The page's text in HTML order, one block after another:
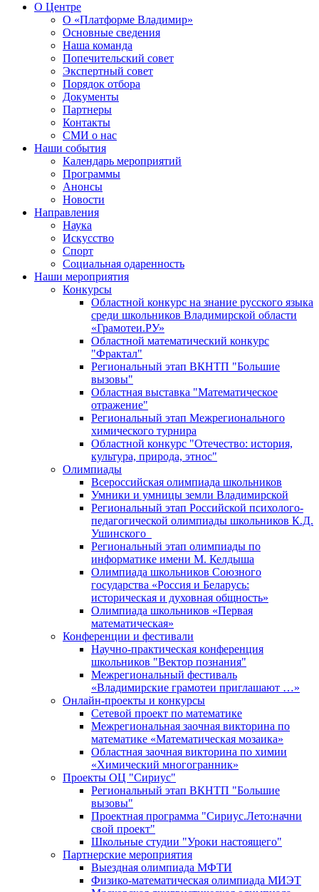
О Центре
О «Платформе Владимир»
Основные сведения
Наша команда
Попечительский совет
Экспертный совет
Порядок отбора
Документы
Партнеры
Контакты
СМИ о нас
Наши события
Календарь мероприятий
Программы
Анонсы
Новости
Направления
Наука
Искусство
Спорт
Социальная одаренность
Наши мероприятия
Конкурсы
Областной конкурс на знание русского языка
среди школьников Владимирской области
«Грамотеи.РУ»
Областной математический конкурс
"Фрактал"
Региональный этап ВКНТП "Большие
вызовы"
Областная выставка "Математическое
отражение"
Региональный этап Межрегионального
химического турнира
Областной конкурс "Отечество: история,
культура, природа, этнос"
Олимпиады
Всероссийская олимпиада школьников
Умники и умницы земли Владимирской
Региональный этап Российской психолого-
педагогической олимпиады школьников К.Д.
Ушинского
Региональный этап олимпиады по
информатике имени М. Келдыша
Олимпиада школьников Союзного
государства «Россия и Беларусь:
историческая и духовная общность»
Олимпиада школьников «Первая
математическая»
Конференции и фестивали
Научно-практическая конференция
школьников "Вектор познания"
Межрегиональный фестиваль
«Владимирские грамотеи приглашают …»
Онлайн-проекты и конкурсы
Сетевой проект по математике
Межрегиональная заочная викторина по
математике «Математическая мозаика»
Областная заочная викторина по химии
«Химический многогранник»
Проекты ОЦ "Сириус"
Региональный этап ВКНТП "Большие
вызовы"
Проектная программа "Сириус.Лето:начни
свой проект"
Школьные студии "Уроки настоящего"
Партнерские мероприятия
Выездная олимпиада МФТИ
Физико-математическая олимпиада МИЭТ